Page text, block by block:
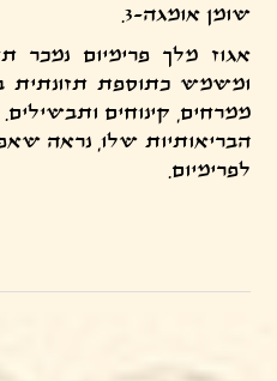
שומן אומגה-3.
אגוז מלך פרימיום נמכר
ומשמש כתוספת תזונתית
ממרחים, קינוחים
הבריאותיות שלו, נראה
לפרימיום.